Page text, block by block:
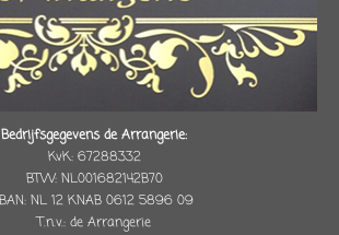
Bedrijfsgegevens de Arrangerie:
KvK: 67288332
BTW: NL001682142B70
NL 12 KNAB 0612 5896 09
T.n.v.: de Arrangerie